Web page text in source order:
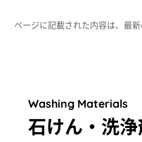
ページに記載された内容は、最
Washing Materials
石けん・洗浄